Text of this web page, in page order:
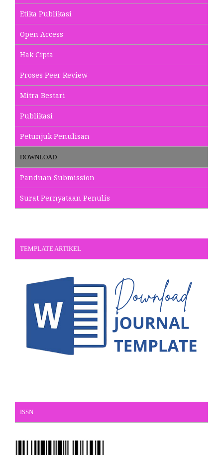
Etika Publikasi
Open Access
Hak Cipta
Proses Peer Review
Mitra Bestari
Publikasi
Petunjuk Penulisan
DOWNLOAD
Panduan Submission
Surat Pernyataan Penulis
TEMPLATE ARTIKEL
ISSN